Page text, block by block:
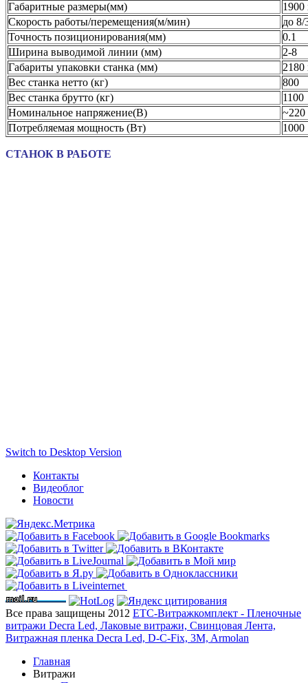
Габаритные размеры(мм)
1900
Скорость работы/перемещения(м/мин)
до 8/
Точность позиционирования(мм)
0.1
Ширина выводимой линии (мм)
2-8
Габариты упаковки станка (мм)
2180
Вес станка нетто (кг)
800
Вес станка брутто (кг)
1100
Номинальное напряжение(В)
~220
Потребляемая мощность (Вт)
1000
СТАНОК В РАБОТЕ
Switch to Desktop Version
Контакты
Видеоблог
Новости
Все права защищены 2012 ЕТС-Витражкомплект - Пленочные
витражи Decra Led, Лаковые витражи, Свинцовая Лента,
Витражная пленка Decra Led, D-C-Fix, 3M, Armolan
Главная
Витражи